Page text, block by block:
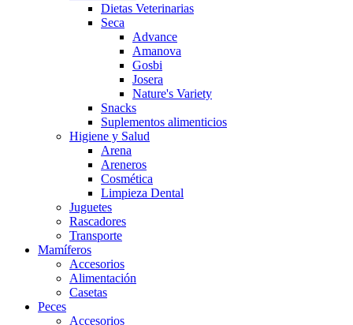
Dietas Veterinarias
Seca
Advance
Amanova
Gosbi
Josera
Nature's Variety
Snacks
Suplementos alimenticios
Higiene y Salud
Arena
Areneros
Cosmética
Limpieza Dental
Juguetes
Rascadores
Transporte
Mamíferos
Accesorios
Alimentación
Casetas
Peces
Accesorios